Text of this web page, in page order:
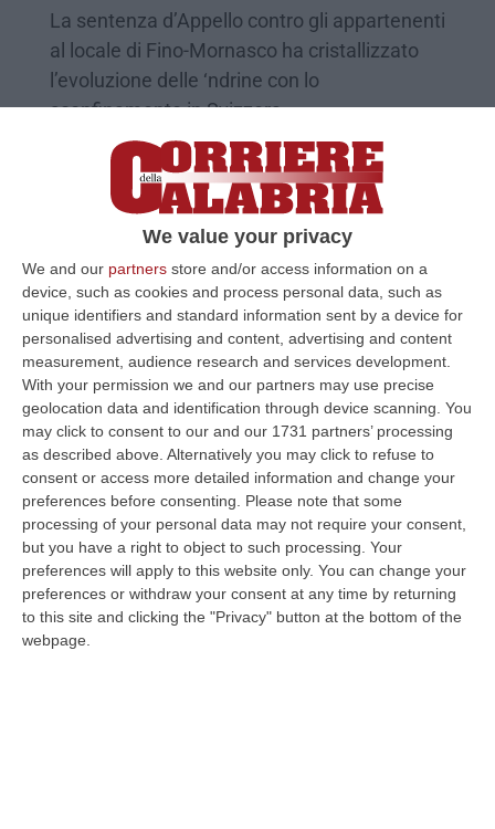
We value your privacy
We and our partners store and/or access information on a
device, such as cookies and process personal data, such as
unique identifiers and standard information sent by a device for
personalised advertising and content, advertising and content
measurement, audience research and services development.
With your permission we and our partners may use precise
geolocation data and identification through device scanning. You
may click to consent to our and our 1731 partners’ processing
as described above. Alternatively you may click to refuse to
consent or access more detailed information and change your
preferences before consenting. Please note that some
processing of your personal data may not require your consent,
but you have a right to object to such processing. Your
preferences will apply to this website only. You can change your
preferences or withdraw your consent at any time by returning
to this site and clicking the "Privacy" button at the bottom of the
webpage.
La sentenza d’Appello contro gli appartenenti
al locale di Fino-Mornasco ha cristallizzato
l’evoluzione delle ‘ndrine con lo
sconfinamento in Svizzera
Pubblicato il: 22/10/24 – 7:44
La ‘Ndrangheta tra Erba e Canzo, chiesto il
giudizio per 29 indagati – I NOMI
Dall’inchiesta il ruolo del duo Vona-Milazzo di
origini calabresi. Al centro il narcotraffico ma
anche usura ed estorsioni
Pubblicato il: 29/07/24 – 8:52